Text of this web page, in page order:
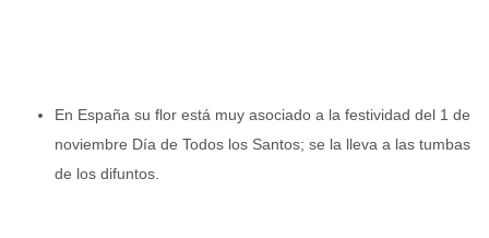
En España su flor está muy asociado a la festividad del 1 de
noviembre Día de Todos los Santos; se la lleva a las tumbas
de los difuntos.